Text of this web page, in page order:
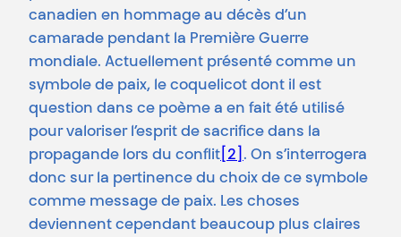
canadien en hommage au décès d’un
camarade pendant la Première Guerre
mondiale. Actuellement présenté comme un
symbole de paix, le coquelicot dont il est
question dans ce poème a en fait été utilisé
pour valoriser l’esprit de sacrifice dans la
propagande lors du conflit [2] . On s’interrogera
donc sur la pertinence du choix de ce symbole
comme message de paix. Les choses
deviennent cependant beaucoup plus claires